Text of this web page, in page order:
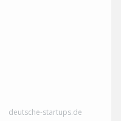
deutsche-startups.de